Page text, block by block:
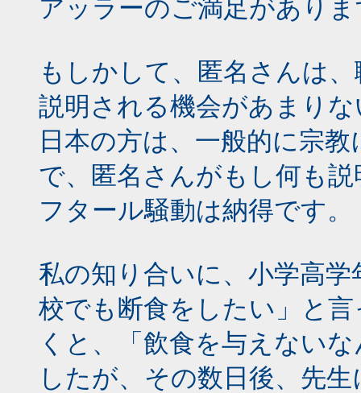
アッラーのご満足があり
もしかして、匿名さんは
説明される機会があまり
日本の方は、一般的に宗
で、匿名さんがもし何も
フタール騒動は納得です。
私の知り合いに、小学高
校でも断食をしたい」と
くと、「飲食を与えない
したが、その数日後、先